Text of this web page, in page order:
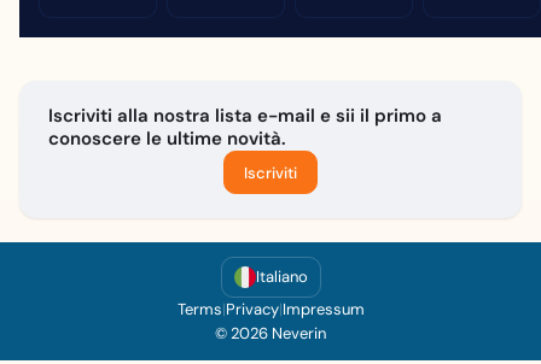
Iscriviti alla nostra lista e-mail e sii il primo a
conoscere le ultime novità.
Iscriviti
Italiano
Terms|Privacy|Impressum
© 2026 Neverin